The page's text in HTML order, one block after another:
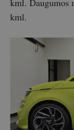
kml. Daugumos
kml.